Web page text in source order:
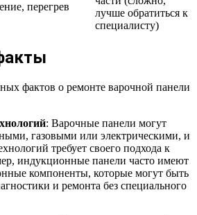
перегрев
лучше обратиться к
специалисту)
фактов о ремонте варочной панели
: Варочные панели могут
газовыми или электрическими, и
требует своего подхода к
индукционные панели часто имеют
компоненты, которые могут быть
и ремонта без специального